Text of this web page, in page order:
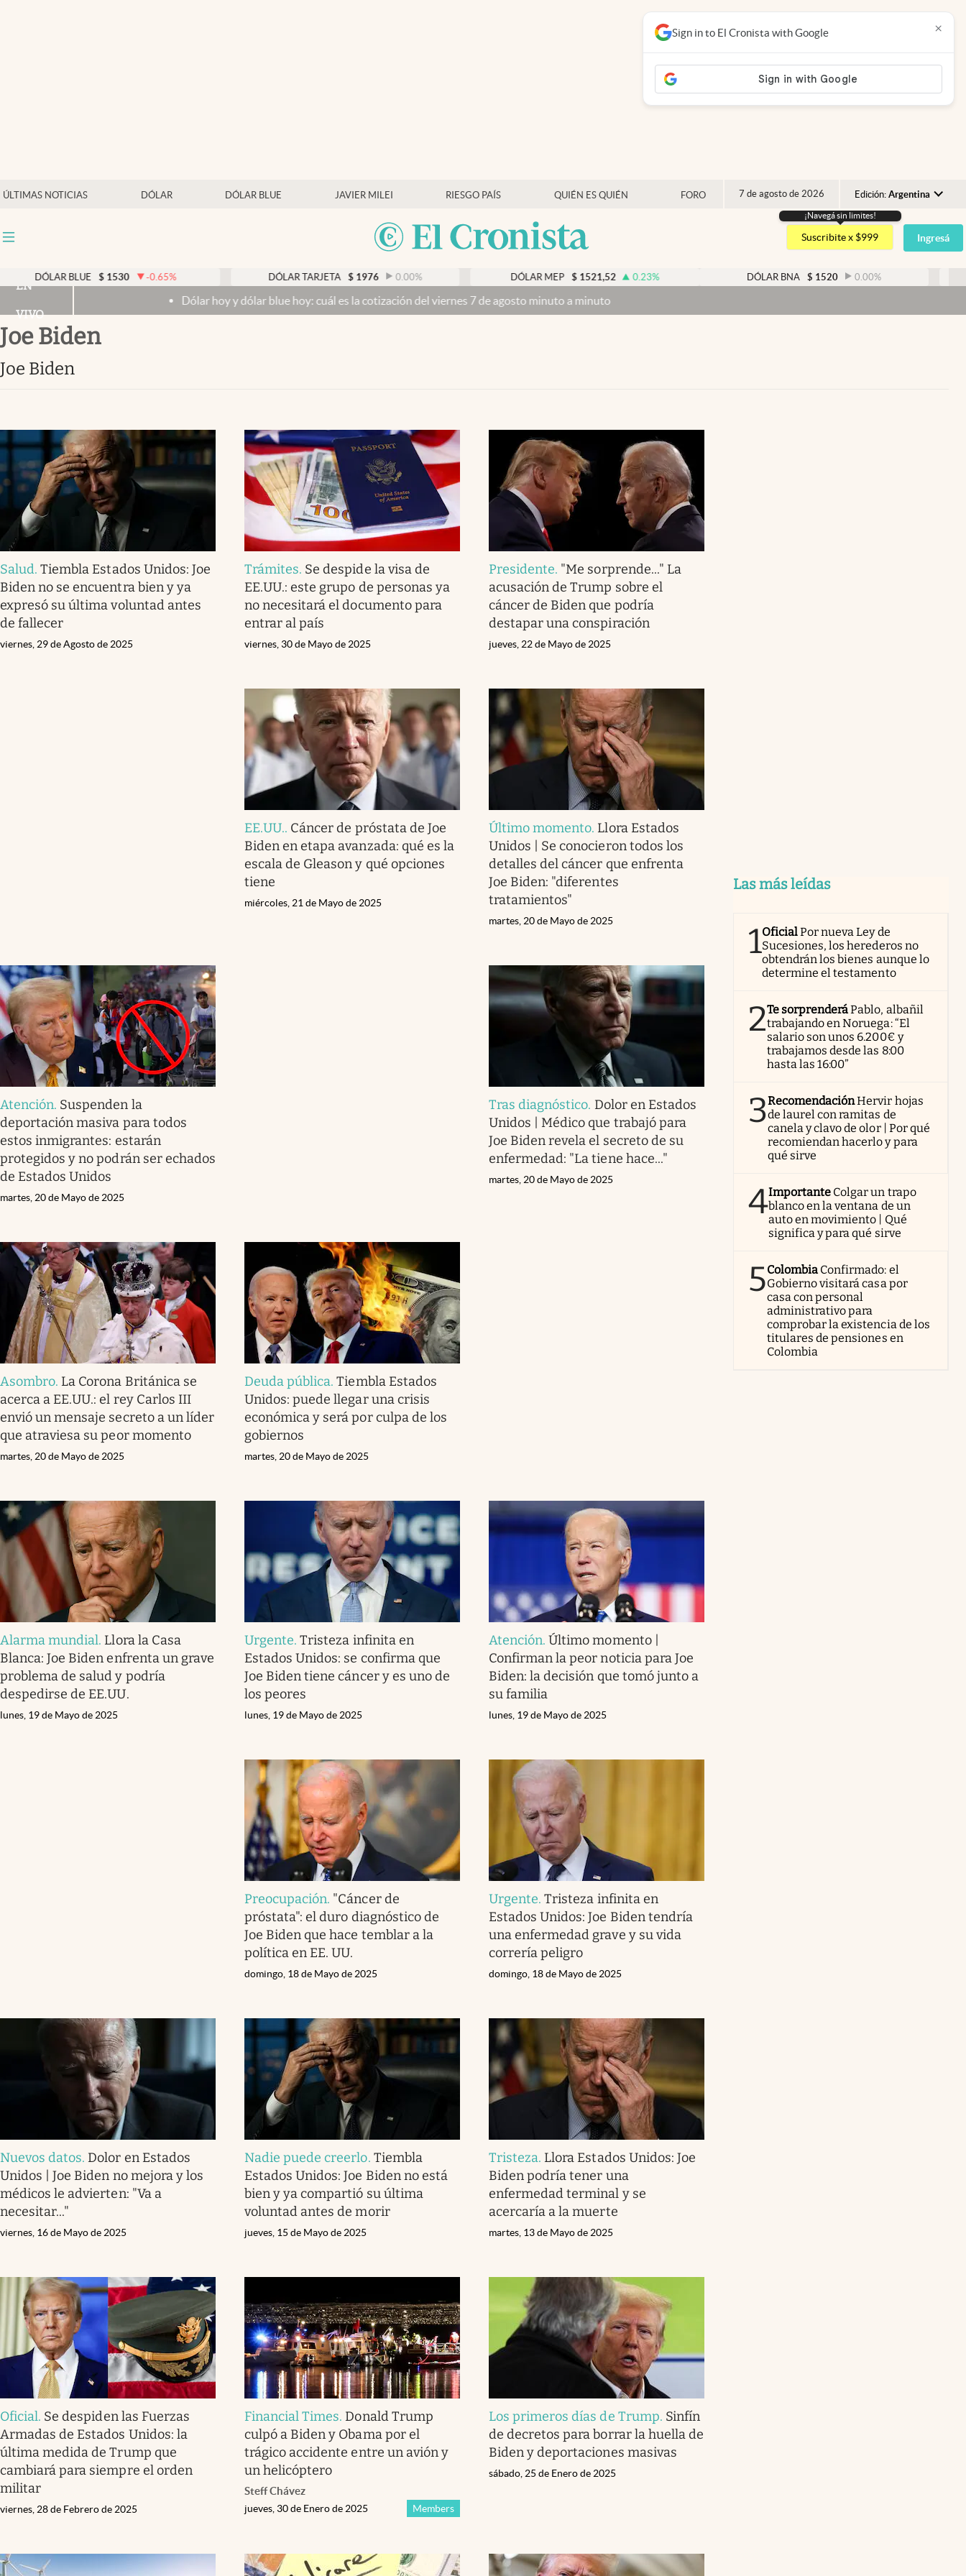
ÚLTIMAS NOTICIAS DÓLAR DÓLAR BLUE JAVIER MILEI RIESGO PAÍS QUIÉN ES QUIÉN FORO 7 de agosto de 2026 Edición: Argentina
Argentina
España
USA
Mercados Online
Otras secciones
Infotechnology
Eventos Corporativos
El Cronista Studio
Mediakit
abre en nueva pestaña
¡Navegá sin limites!
Suscribite x $999 Ingresá
$ 1530 -0.65% DÓLAR TARJETA $ 1976 0.00% $ 1521,52 0.23% 1520 0.00%
EN
VIVO
Dólar hoy y dólar blue hoy: cuál es la cotización del viernes 7 de agosto minuto a minuto
Sign in to El Cronista with Google ×
Joe Biden
Joe Biden
Salud.Tiembla Estados Unidos: Joe
Biden no se encuentra bien y ya
expresó su última voluntad antes
de fallecer
viernes, 29 de Agosto de 2025
Trámites. Se despide la visa de
EE.UU.: este grupo de personas ya
no necesitará el documento para
entrar al país
viernes, 30 de Mayo de 2025
Presidente. "Me sorprende..." La
acusación de Trump sobre el
cáncer de Biden que podría
destapar una conspiración
jueves, 22 de Mayo de 2025
EE.UU.. Cáncer de próstata de Joe
Biden en etapa avanzada: qué es la
escala de Gleason y qué opciones
tiene
miércoles, 21 de Mayo de 2025
Último momento. Llora Estados
Unidos | Se conocieron todos los
detalles del cáncer que enfrenta
Joe Biden: "diferentes
tratamientos"
martes, 20 de Mayo de 2025
Atención. Suspenden la
deportación masiva para todos
estos inmigrantes: estarán
protegidos y no podrán ser echados
de Estados Unidos
martes, 20 de Mayo de 2025
Tras diagnóstico. Dolor en Estados
Unidos | Médico que trabajó para
Joe Biden revela el secreto de su
enfermedad: "La tiene hace..."
martes, 20 de Mayo de 2025
Asombro. La Corona Británica se
acerca a EE.UU.: el rey Carlos III
envió un mensaje secreto a un líder
que atraviesa su peor momento
martes, 20 de Mayo de 2025
Deuda pública.Tiembla Estados
Unidos: puede llegar una crisis
económica y será por culpa de los
gobiernos
martes, 20 de Mayo de 2025
Alarma mundial. Llora la Casa
Blanca: Joe Biden enfrenta un grave
problema de salud y podría
despedirse de EE.UU.
lunes, 19 de Mayo de 2025
Urgente.Tristeza infinita en
Estados Unidos: se confirma que
Joe Biden tiene cáncer y es uno de
los peores
lunes, 19 de Mayo de 2025
Atención.Último momento |
Confirman la peor noticia para Joe
Biden: la decisión que tomó junto a
su familia
lunes, 19 de Mayo de 2025
Preocupación. "Cáncer de
próstata": el duro diagnóstico de
Joe Biden que hace temblar a la
política en EE. UU.
domingo, 18 de Mayo de 2025
Urgente.Tristeza infinita en
Estados Unidos: Joe Biden tendría
una enfermedad grave y su vida
correría peligro
domingo, 18 de Mayo de 2025
Nuevos datos. Dolor en Estados
Unidos | Joe Biden no mejora y los
médicos le advierten: "Va a
necesitar..."
viernes, 16 de Mayo de 2025
Nadie puede creerlo. Tiembla
Estados Unidos: Joe Biden no está
bien y ya compartió su última
voluntad antes de morir
jueves, 15 de Mayo de 2025
Tristeza. Llora Estados Unidos: Joe
Biden podría tener una
enfermedad terminal y se
acercaría a la muerte
martes, 13 de Mayo de 2025
Oficial. Se despiden las Fuerzas
Armadas de Estados Unidos: la
última medida de Trump que
cambiará para siempre el orden
militar
viernes, 28 de Febrero de 2025
Financial Times. Donald Trump
culpó a Biden y Obama por el
trágico accidente entre un avión y
un helicóptero
Steff Chávez
Members
jueves, 30 de Enero de 2025
Los primeros días de Trump. Sinfín
de decretos para borrar la huella de
Biden y deportaciones masivas
sábado, 25 de Enero de 2025
Las más leídas
1OficialPor nueva Ley de
Sucesiones, los herederos no
obtendrán los bienes aunque lo
determine el testamento
2Te sorprenderáPablo, albañil
trabajando en Noruega: “El
salario son unos 6.200€ y
trabajamos desde las 8:00
hasta las 16:00”
3RecomendaciónHervir hojas
de laurel con ramitas de
canela y clavo de olor | Por qué
recomiendan hacerlo y para
qué sirve
4Importante Colgar un trapo
blanco en la ventana de un
auto en movimiento | Qué
significa y para qué sirve
5Colombia Confirmado: el
Gobierno visitará casa por
casa con personal
administrativo para
comprobar la existencia de los
titulares de pensiones en
Colombia